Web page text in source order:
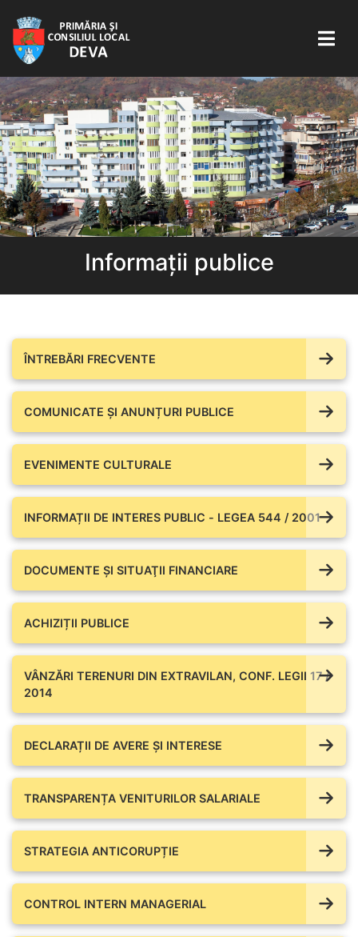
Informații publice
ÎNTREBĂRI FRECVENTE
COMUNICATE ŞI ANUNȚURI PUBLICE
EVENIMENTE CULTURALE
INFORMAȚII DE INTERES PUBLIC - LEGEA 544 / 2001
DOCUMENTE ŞI SITUAŢII FINANCIARE
ACHIZIȚII PUBLICE
VÂNZĂRI TERENURI DIN EXTRAVILAN, CONF. LEGII 17 /
2014
DECLARAȚII DE AVERE ŞI INTERESE
TRANSPARENȚA VENITURILOR SALARIALE
STRATEGIA ANTICORUPȚIE
CONTROL INTERN MANAGERIAL